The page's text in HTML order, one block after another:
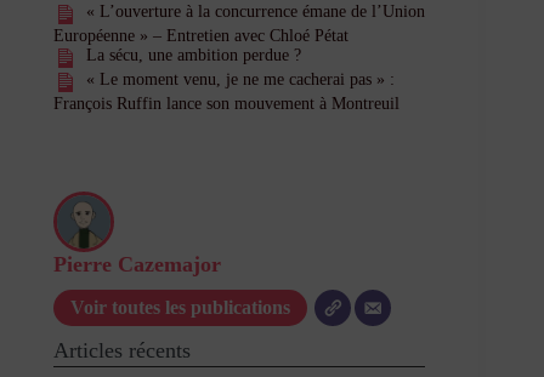
« L’ouverture à la concurrence émane de l’Union
Européenne » – Entretien avec Chloé Pétat
La sécu, une ambition perdue ?
« Le moment venu, je ne me cacherai pas » :
François Ruffin lance son mouvement à Montreuil
Pierre Cazemajor
Voir toutes les publications
Articles récents